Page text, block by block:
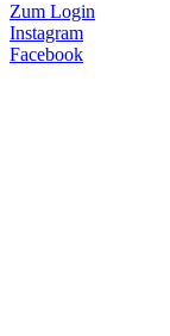
Zum Login
Instagram
Facebook